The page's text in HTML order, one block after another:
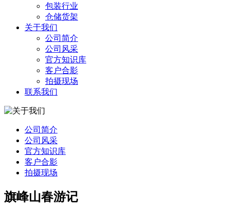
包装行业
仓储货架
关于我们
公司简介
公司风采
官方知识库
客户合影
拍摄现场
联系我们
公司简介
公司风采
官方知识库
客户合影
拍摄现场
旗峰山春游记